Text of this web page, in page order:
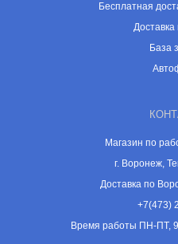
Бесплатная
Доставка
База
Магазин по
г. Воронеж,
Доставка по
+7(473)
Время работы ПН-ПТ,